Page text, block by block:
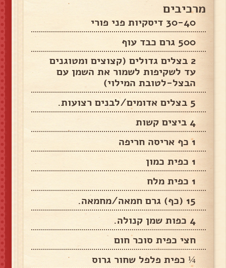
מרכיבים
30-40 דיסקיות פני פורי
500 גרם כבד עוף
2 בצלים גדולים (קצוצים ומטוגנים
עד לשקיפות לשמור את השמן עם
הבצל-לטובת המילוי)
5 בצלים אדומים/לבנים רצועות.
4 ביצים קשות
1 כף אריסה חריפה
1 כפית כמון
1 כפית מלח
15 (כף) גרם חמאה/מחמאה.
4 כפות שמן קנולה.
חצי כפית סוכר חום
¼ כפית פלפל שחור גרוס